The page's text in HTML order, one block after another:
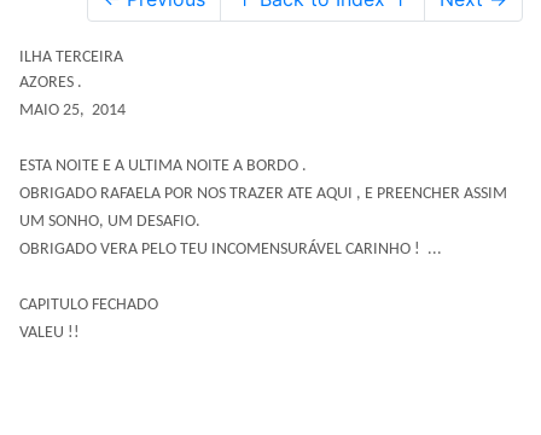
ILHA TERCEIRA
AZORES .
MAIO 25, 2014
ESTA NOITE E A ULTIMA NOITE A BORDO .
OBRIGADO RAFAELA POR NOS TRAZER ATE AQUI , E PREENCHER ASSIM
UM SONHO, UM DESAFIO.
OBRIGADO VERA PELO TEU INCOMENSURÁVEL CARINHO ! ...
CAPITULO FECHADO
VALEU !!